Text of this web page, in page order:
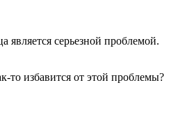
является серьезной проблемой.
то избавится от этой проблемы?